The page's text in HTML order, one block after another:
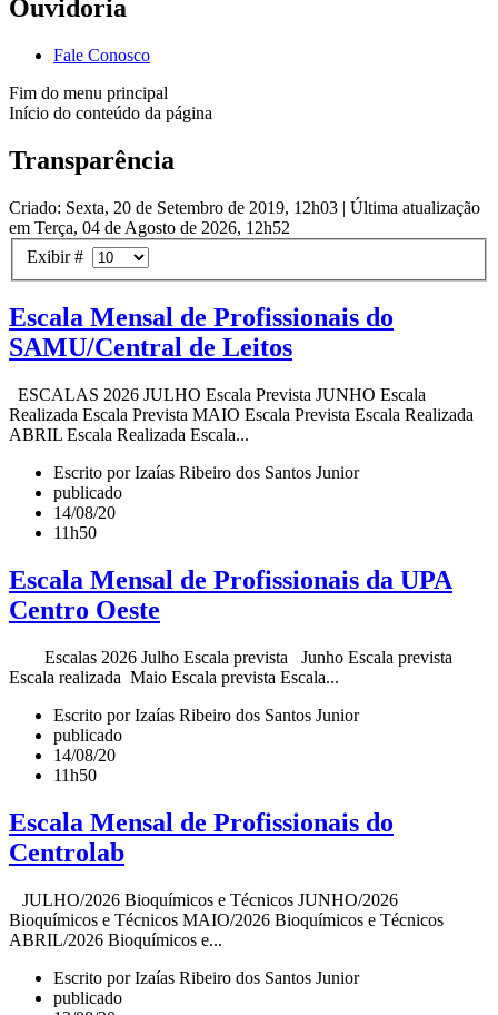
Ouvidoria
Fale Conosco
Fim do menu principal
Início do conteúdo da página
Transparência
Criado: Sexta, 20 de Setembro de 2019, 12h03 | Última atualização
em Terça, 04 de Agosto de 2026, 12h52
Exibir #
Escala Mensal de Profissionais do
SAMU/Central de Leitos
ESCALAS 2026 JULHO Escala Prevista JUNHO Escala
Realizada Escala Prevista MAIO Escala Prevista Escala Realizada
ABRIL Escala Realizada Escala...
Escrito por Izaías Ribeiro dos Santos Junior
publicado
14/08/20
11h50
Escala Mensal de Profissionais da UPA
Centro Oeste
Escalas 2026 Julho Escala prevista Junho Escala prevista
Escala realizada Maio Escala prevista Escala...
Escrito por Izaías Ribeiro dos Santos Junior
publicado
14/08/20
11h50
Escala Mensal de Profissionais do
Centrolab
JULHO/2026 Bioquímicos e Técnicos JUNHO/2026
Bioquímicos e Técnicos MAIO/2026 Bioquímicos e Técnicos
ABRIL/2026 Bioquímicos e...
Escrito por Izaías Ribeiro dos Santos Junior
publicado